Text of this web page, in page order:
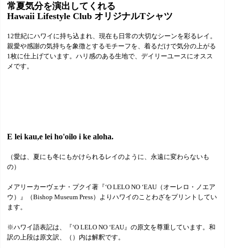
常夏気分を演出してくれる
Hawaii Lifestyle Club オリジナルTシャツ
12世紀にハワイに持ち込まれ、現在も日常の大切なシーンを彩るレイ。
親愛や感謝の気持ちを象徴とするモチーフを、着るだけで気分の上がる
1枚に仕上げています。ハリ感のある生地で、デイリーユースにオスス
メです。
E lei kau,e lei ho'oilo i ke aloha.
（愛は、夏にも冬にもかけられるレイのように、永遠に変わらないも
の）
メアリーカーヴェナ・プクイ著『‘O LELO NO ‘EAU（オーレロ・ノエア
ウ）』（Bishop Museum Press）よりハワイのことわざをプリントしてい
ます。
※ハワイ語表記は、『‘O LELO NO ‘EAU』の原文を尊重しています。和
訳の上段は原文訳、（）内は解釈です。